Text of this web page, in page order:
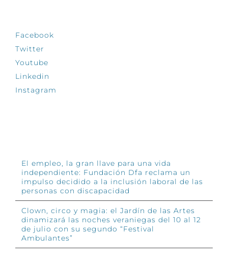
Facebook
Twitter
Youtube
Linkedin
Instagram
El empleo, la gran llave para una vida
independiente: Fundación Dfa reclama un
impulso decidido a la inclusión laboral de las
personas con discapacidad
Clown, circo y magia: el Jardín de las Artes
dinamizará las noches veraniegas del 10 al 12
de julio con su segundo “Festival
Ambulantes”